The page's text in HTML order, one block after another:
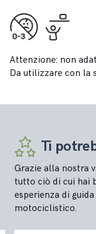
Attenzione: non
Da utilizzare con la
Ti
Grazie alla nostra
tutto ciò di cui hai
esperienza di
motociclistico.